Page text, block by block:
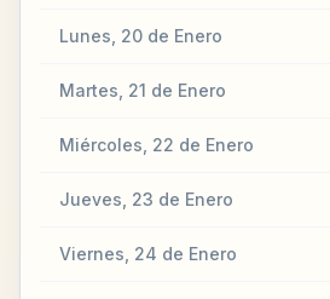
Lunes, 20 de Enero
Martes, 21 de Enero
Miércoles, 22 de Enero
Jueves, 23 de Enero
Viernes, 24 de Enero